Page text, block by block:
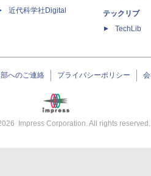
近代科学社Digital
テックリブ
TechLib
へのご連絡 プライバシーポリシー
Impress Corporation. All rights reserved.